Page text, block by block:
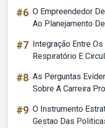
#6 O Empreendedor
Ao Planejamento
#7 Integração Entre
Respiratório E
#8 As Perguntas
Sobre A Carreira
#9 O Instrumento
Gestao Das